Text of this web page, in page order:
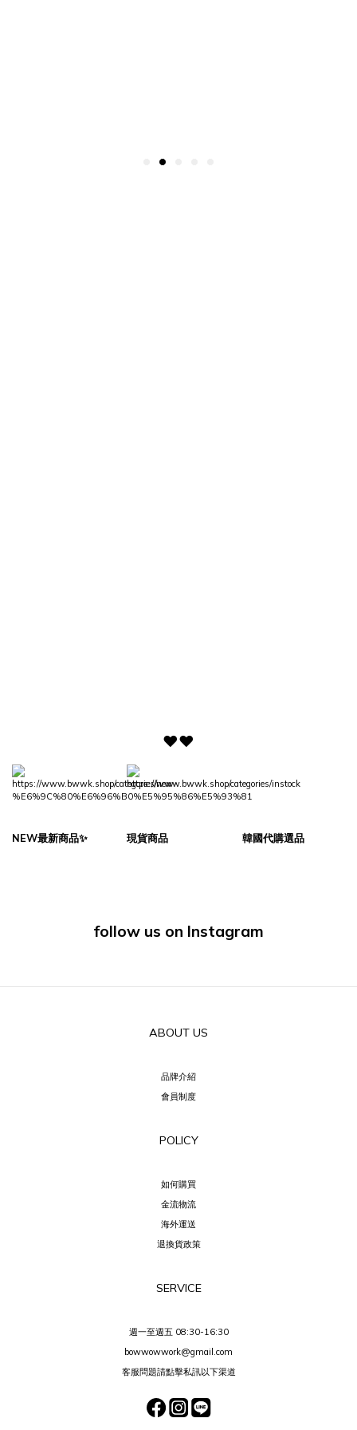
♥♥
NEW最新商品✨ 現貨商品 韓國代購選品
follow us on Instagram
ABOUT US
品牌介紹
會員制度
POLICY
如何購買
金流物流
海外運送
退換貨政策
SERVICE
週一至週五 08:30-16:30
bowwowwork@gmail.com
客服問題請點擊私訊以下渠道